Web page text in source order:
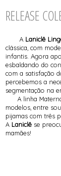
RELEASE
A Laniclê
clássica, com
infantis. Agora
esbaldando do
com a satisfação
percebemos a
segmentação na
A linha
modelos, entre
pijamas com três
A Laniclê se
mamães!